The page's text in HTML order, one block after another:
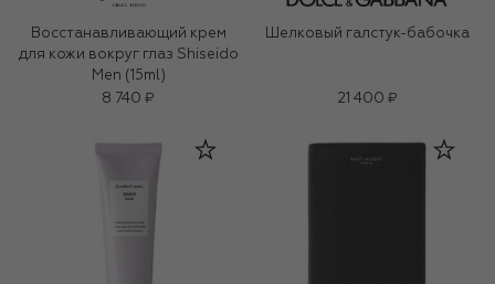
Восстанавливающий крем
для кожи вокруг глаз Shiseido
Men (15ml)
8 740 ₽
Шелковый галстук-бабочка
21 400 ₽